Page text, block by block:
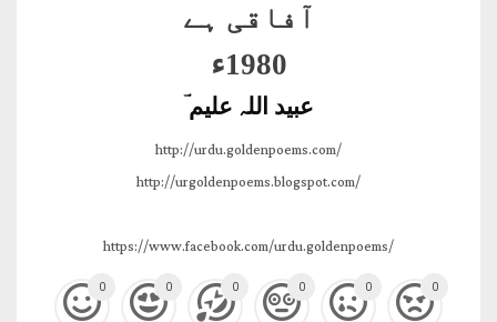
آفاقی ہے
1980ء
عبید اللہ علیم ؔ
http://urdu.goldenpoems.com/
http://urgoldenpoems.blogspot.com/
https://www.facebook.com/urdu.goldenpoems/
0 0 0 0 0 0